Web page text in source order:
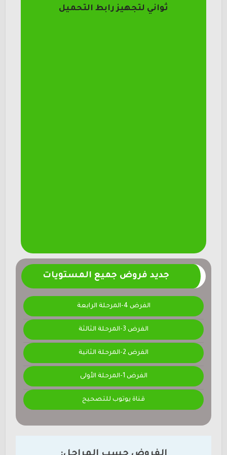
الفرض 4-المرحلة الرابعة
الفرض 3-المرحلة الثالثة
الفرض 2-المرحلة الثانية
الفرض 1-المرحلة الأولى
قناة يوتوب للتصحيح
الفروض حسب المراحل: